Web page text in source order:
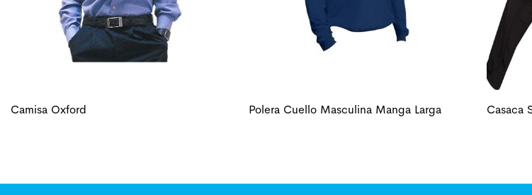
Camisa Oxford Polera Cuello Masculina Manga Larga Casaca